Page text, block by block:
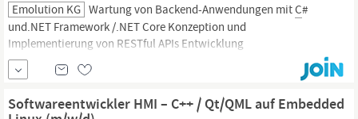
Emolution KG Wartung von Backend-Anwendungen mitC#
und.NET Framework /.NET Core Konzeption und
Implementierung von RESTful APIs Entwicklung
serviceorientierter Architekturen und Microservices
Containerisierung von Anwendungen mit Docker
Zusammenarbeit mit Frontend-Entwicklern, DevOps und Product
Ownern Optimierung von Performance, Sicherheit und
Softwareentwickler HMI – C++ / Qt/QML auf Embedded